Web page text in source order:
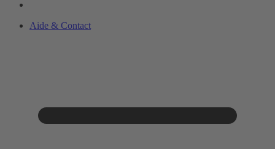
Aide & Contact